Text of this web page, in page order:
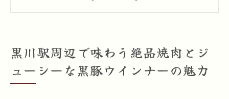
介
黒川駅での焼肉体験を最大限に楽しむコツ
黒川駅周辺で味わう絶品焼肉とジ
ューシーな黒豚ウインナーの魅力